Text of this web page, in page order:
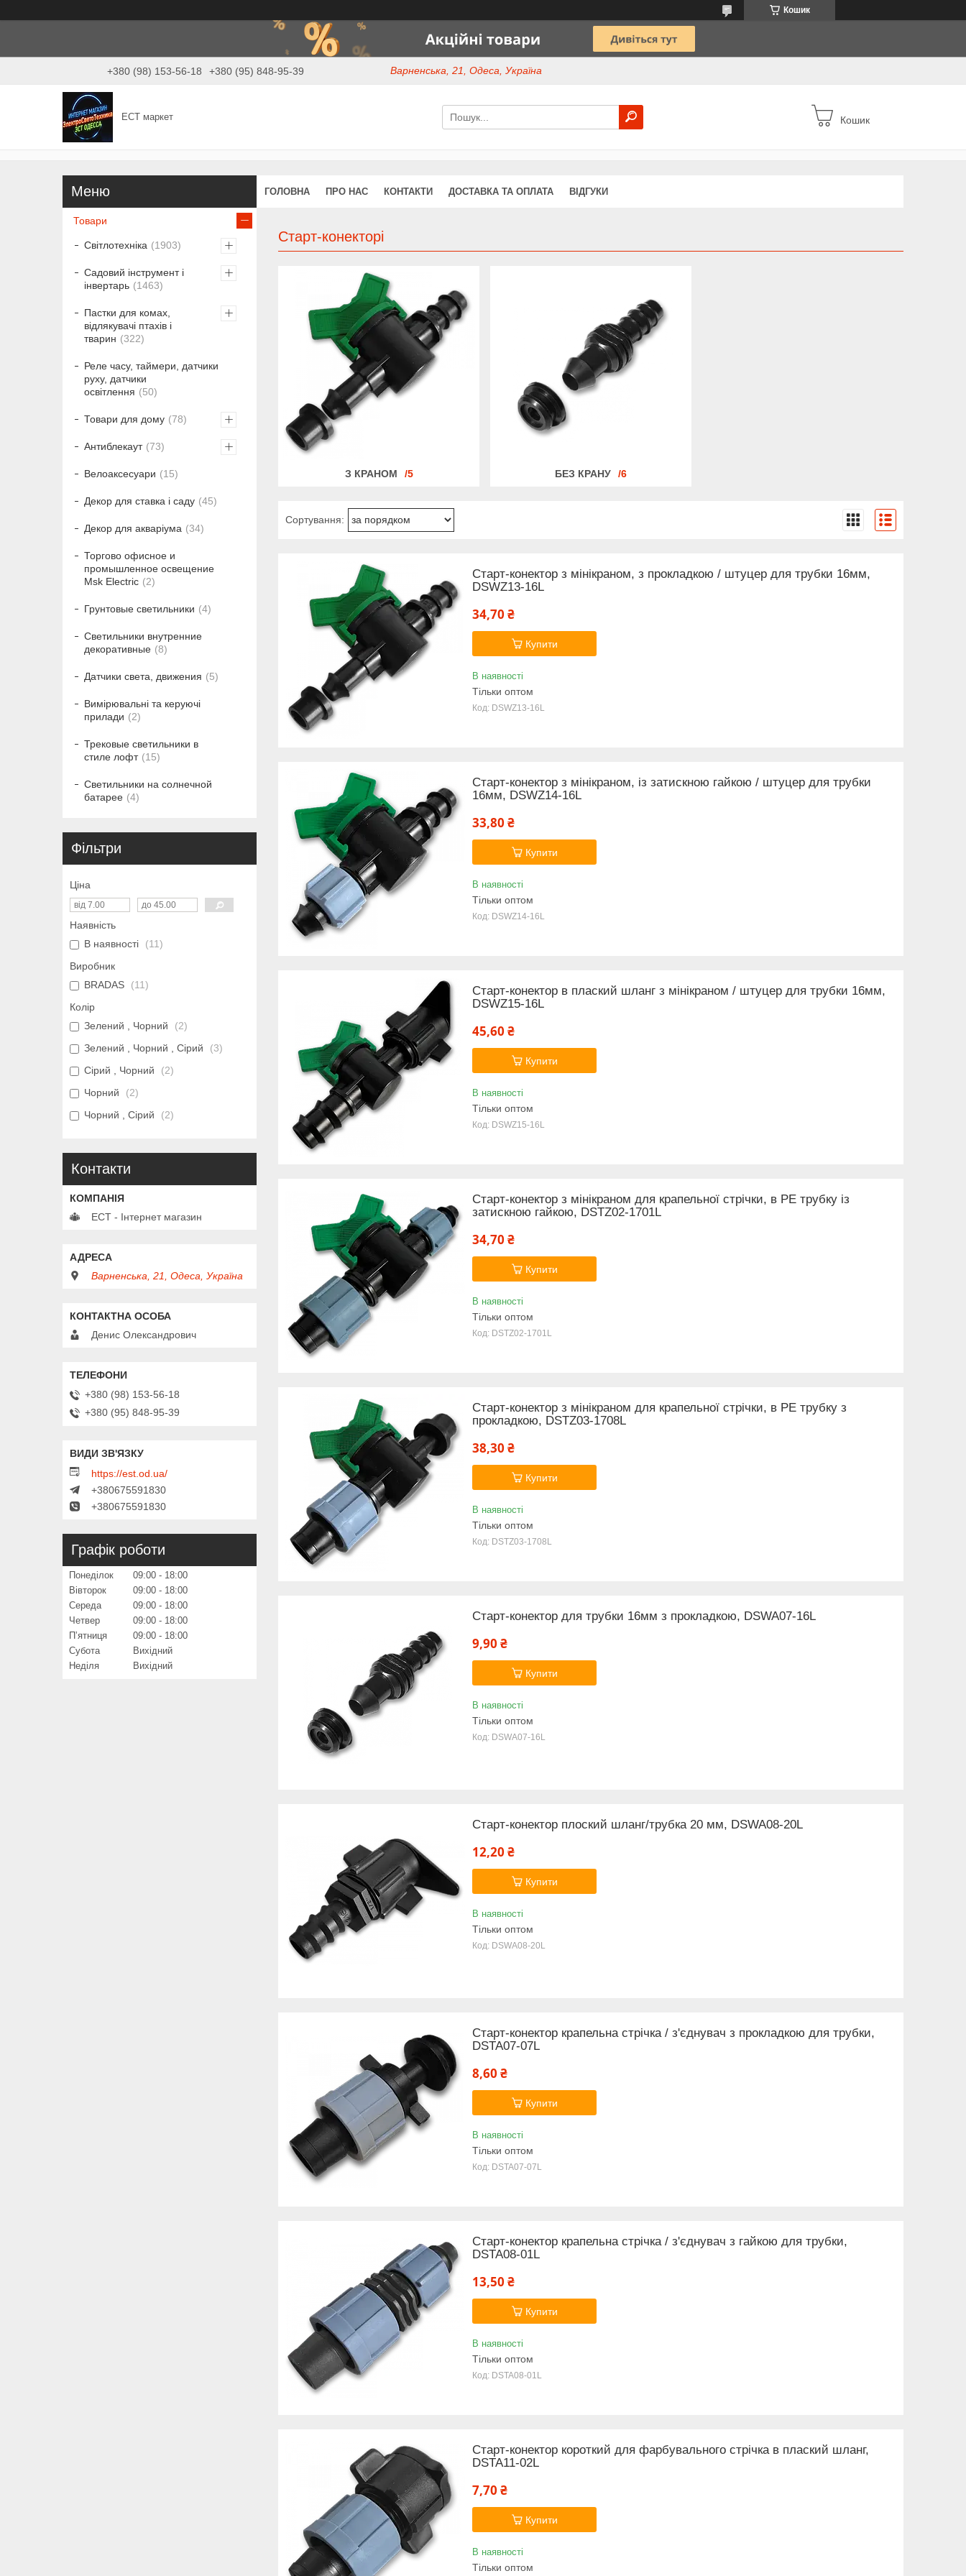
Кошик
+380 (98) 153-56-18 +380 (95) 848-95-39 Варненська, 21, Одеса, Україна
ЕСТ маркет Кошик
ГОЛОВНА ПРО НАС КОНТАКТИ ДОСТАВКА ТА ОПЛАТА ВІДГУКИ
Старт-конекторі
З КРАНОМ 5 БЕЗ КРАНУ 6
Старт-конектор з мінікраном, з прокладкою / штуцер для трубки 16мм,
DSWZ13-16L
34,70 ₴
Купити
В наявності
Тільки оптом
DSWZ13-16L
Старт-конектор з мінікраном, із затискною гайкою / штуцер для трубки
16мм, DSWZ14-16L
33,80 ₴
Купити
В наявності
Тільки оптом
DSWZ14-16L
Старт-конектор в плаский шланг з мінікраном / штуцер для трубки 16мм,
DSWZ15-16L
45,60 ₴
Купити
В наявності
Тільки оптом
DSWZ15-16L
Старт-конектор з мінікраном для крапельної стрічки, в PE трубку із
затискною гайкою, DSTZ02-1701L
34,70 ₴
Купити
В наявності
Тільки оптом
DSTZ02-1701L
Старт-конектор з мінікраном для крапельної стрічки, в PE трубку з
прокладкою, DSTZ03-1708L
38,30 ₴
Купити
В наявності
Тільки оптом
DSTZ03-1708L
Старт-конектор для трубки 16мм з прокладкою, DSWA07-16L
9,90 ₴
Купити
В наявності
Тільки оптом
DSWA07-16L
Старт-конектор плоский шланг/трубка 20 мм, DSWA08-20L
12,20 ₴
Купити
В наявності
Тільки оптом
DSWA08-20L
Старт-конектор крапельна стрічка / з'єднувач з прокладкою для трубки,
DSTA07-07L
8,60 ₴
Купити
В наявності
Тільки оптом
DSTA07-07L
Старт-конектор крапельна стрічка / з'єднувач з гайкою для трубки,
DSTA08-01L
13,50 ₴
Купити
В наявності
Тільки оптом
DSTA08-01L
Старт-конектор короткий для фарбувального стрічка в плаский шланг,
DSTA11-02L
7,70 ₴
Купити
В наявності
Тільки оптом
Товари
Світлотехніка 1903
Садовий інструмент і
інвертарь
1463
Пастки для комах,
відлякувачі птахів і
тварин
322
Реле часу, таймери, датчики
руху, датчики
освітлення
50
Товари для дому 78
Антиблекаут 73
Велоаксесуари 15
Декор для ставка і саду 45
Декор для акваріума 34
Торгово офисное и
промышленное освещение
Msk Electric
2
Грунтовые светильники 4
Светильники внутренние
декоративные
8
Датчики света, движения 5
Вимірювальні та керуючі
прилади
2
Трековые светильники в
стиле лофт
15
Светильники на солнечной
батарее
4
Фільтри
Ціна
Наявність
В наявності
11
Виробник
BRADAS
11
Колір
Зелений , Чорний
2
Зелений , Чорний , Сірий
3
Сірий , Чорний
2
Чорний
2
Чорний , Сірий
2
Контакти
ЕСТ - Інтернет магазин
Варненська, 21, Одеса, Україна
Денис Олександрович
+380 (98) 153-56-18
+380 (95) 848-95-39
https://est.od.ua/
+380675591830
+380675591830
Графік роботи
Понеділок 09:00
18:00
Вівторок
09:00
18:00
Середа
09:00
18:00
Четвер
09:00
18:00
Пʼятниця
09:00
18:00
Субота
Вихідний
Неділя
Вихідний